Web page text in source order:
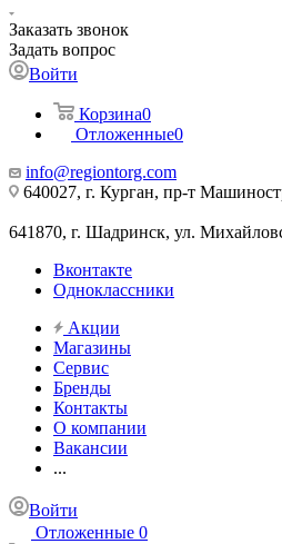
Заказать звонок
Задать вопрос
Войти
Корзина0
Отложенные0
info@regiontorg.com
640027, г. Курган, пр-т
641870, г. Шадринск, ул.
Вконтакте
Одноклассники
Акции
Магазины
Сервис
Бренды
Контакты
О компании
Вакансии
...
Войти
Отложенные 0